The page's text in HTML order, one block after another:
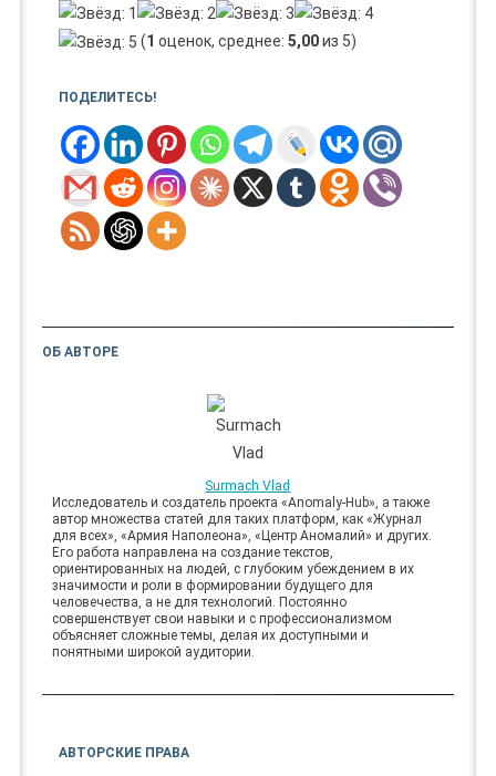
(1 оценок, среднее: 5,00из 5)
ПОДЕЛИТЕСЬ!
ОБ АВТОРЕ
Surmach Vlad
Исследователь и создатель проекта «Anomaly-Hub», а также
автор множества статей для таких платформ, как «Журнал
для всех», «Армия Наполеона», «Центр Аномалий» и других.
Его работа направлена на создание текстов,
ориентированных на людей, с глубоким убеждением в их
значимости и роли в формировании будущего для
человечества, а не для технологий. Постоянно
совершенствует свои навыки и с профессионализмом
объясняет сложные темы, делая их доступными и
понятными широкой аудитории.
АВТОРСКИЕ ПРАВА